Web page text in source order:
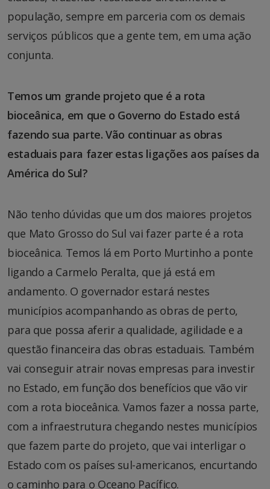
população, sempre em parceria com os demais
serviços públicos que a gente tem, em uma ação
conjunta.
Temos um grande projeto que é a rota
bioceânica, em que o Governo do Estado está
fazendo sua parte. Vão continuar as obras
estaduais para fazer estas ligações aos países da
América do Sul?
Não tenho dúvidas que um dos maiores projetos
que Mato Grosso do Sul vai fazer parte é a rota
bioceânica. Temos lá em Porto Murtinho a ponte
ligando a Carmelo Peralta, que já está em
andamento. O governador estará nestes
municípios acompanhando as obras de perto,
para que possa aferir a qualidade, agilidade e a
questão financeira das obras estaduais. Também
vai conseguir atrair novas empresas para investir
no Estado, em função dos benefícios que vão vir
com a rota bioceânica. Vamos fazer a nossa parte,
com a infraestrutura chegando nestes municípios
que fazem parte do projeto, que vai interligar o
Estado com os países sul-americanos, encurtando
o caminho para o Oceano Pacífico.